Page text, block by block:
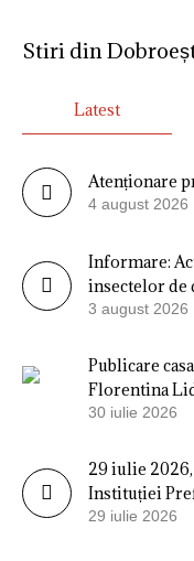
Stiri din
Latest
Atenționare
4 august 2026
Informare:
insectelor
3 august 2026
Publicare
Florentina
30 iulie 2026
29 iulie
Instituției
29 iulie 2026